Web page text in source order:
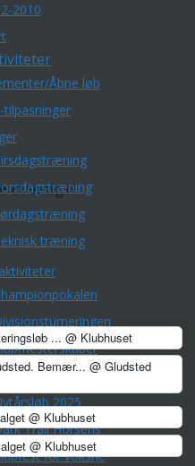
2010
Åbne løb
tilpasninger
træning
Tour 2026
2025
Trail Horsens
for voksne
oversigt!
... @ Klubhuset
Bemær... @ Gludsted
@ Klubhuset
@ Klubhuset